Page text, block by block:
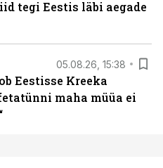
tegi Eestis läbi aegade
05.08.26, 15:38
Eestisse Kreeka
maha müüa ei